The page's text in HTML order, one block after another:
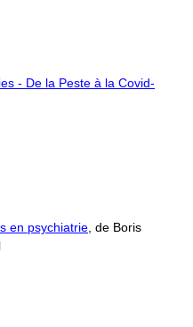
- De la Peste à la Covid-
en psychiatrie, de Boris